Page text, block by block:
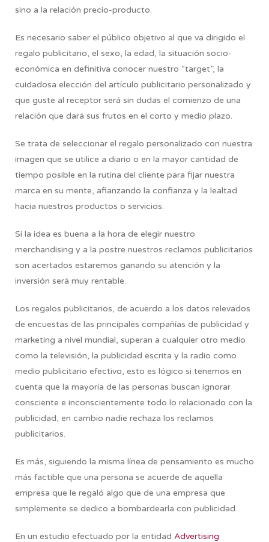
sino a la relación precio-producto.
Es necesario saber el público objetivo al que va dirigido el
regalo publicitario, el sexo, la edad, la situación socio-
económica en definitiva conocer nuestro “target”, la
cuidadosa elección del artículo publicitario personalizado y
que guste al receptor será sin dudas el comienzo de una
relación que dará sus frutos en el corto y medio plazo.
Se trata de seleccionar el regalo personalizado con nuestra
imagen que se utilice a diario o en la mayor cantidad de
tiempo posible en la rutina del cliente para fijar nuestra
marca en su mente, afianzando la confianza y la lealtad
hacia nuestros productos o servicios.
Si la idea es buena a la hora de elegir nuestro
merchandising y a la postre nuestros reclamos publicitarios
son acertados estaremos ganando su atención y la
inversión será muy rentable.
Los regalos publicitarios, de acuerdo a los datos relevados
de encuestas de las principales compañías de publicidad y
marketing a nivel mundial, superan a cualquier otro medio
como la televisión, la publicidad escrita y la radio como
medio publicitario efectivo, esto es lógico si tenemos en
cuenta que la mayoría de las personas buscan ignorar
consciente e inconscientemente todo lo relacionado con la
publicidad, en cambio nadie rechaza los reclamos
publicitarios.
Es más, siguiendo la misma línea de pensamiento es mucho
más factible que una persona se acuerde de aquella
empresa que le regaló algo que de una empresa que
simplemente se dedico a bombardearla con publicidad.
En un estudio efectuado por la entidad Advertising